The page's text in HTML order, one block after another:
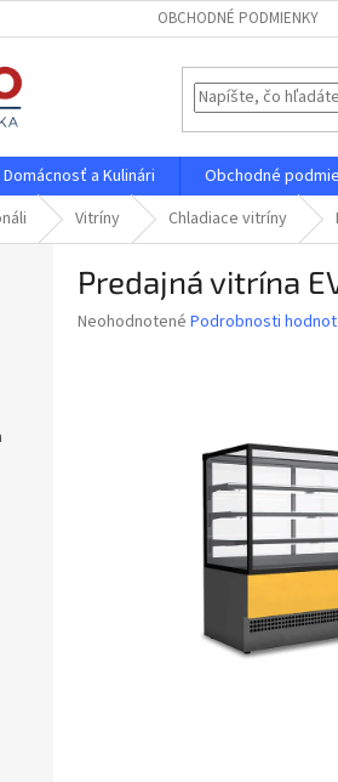
OBCHODNÉ PODMIENKY
Domácnosť a Kulinári Obchodné
Vitríny Chladiace vitríny
Predajná vitrína
Priemerné
Neohodnotené Podrobnosti